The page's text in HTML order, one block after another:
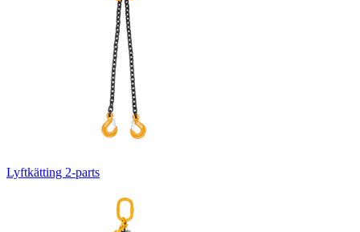
Lyftkätting 2-parts